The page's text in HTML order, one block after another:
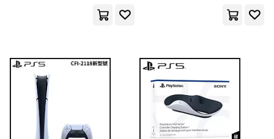
Donald(1) Ethan(1)
Farrar(1)
人民郵電出版社(1)
四川科學技術出版社(1)
天津社會科學院出版社(1)
一個月內上市新品(45)
本週上市新品(8)